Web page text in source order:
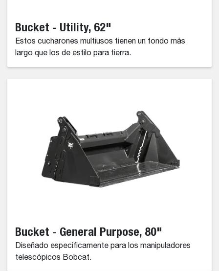
Bucket - Utility, 62"
Estos cucharones multiusos tienen un fondo más
largo que los de estilo para tierra.
Bucket - General Purpose, 80"
Diseñado específicamente para los manipuladores
telescópicos Bobcat.